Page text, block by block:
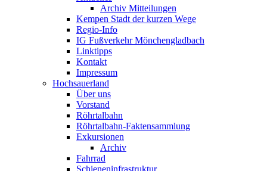
Archiv Mitteilungen
Kempen Stadt der kurzen Wege
Regio-Info
IG Fußverkehr Mönchengladbach
Linktipps
Kontakt
Impressum
Hochsauerland
Über uns
Vorstand
Röhrtalbahn
Röhrtalbahn-Faktensammlung
Exkursionen
Archiv
Fahrrad
Schieneninfrastruktur